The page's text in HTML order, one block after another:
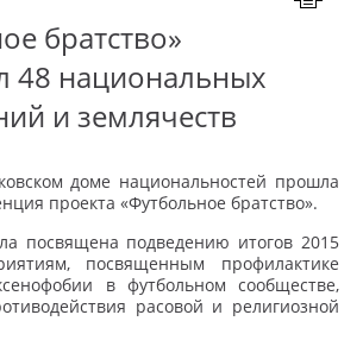
братство»
48 национальных
и землячеств
доме национальностей прошла
проекта «Футбольное братство».
посвящена подведению итогов 2015
посвященным профилактике
в футбольном сообществе,
расовой и религиозной